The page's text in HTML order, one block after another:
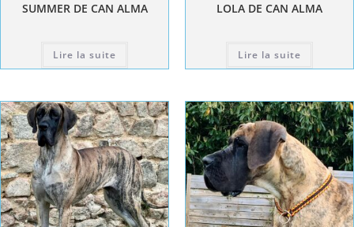
SUMMER DE CAN ALMA
Lire la suite
LOLA DE CAN ALMA
Lire la suite